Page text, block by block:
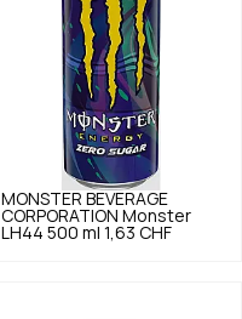
MONSTER BEVERAGE
CORPORATION Monster
LH44 500 ml 1,63 CHF